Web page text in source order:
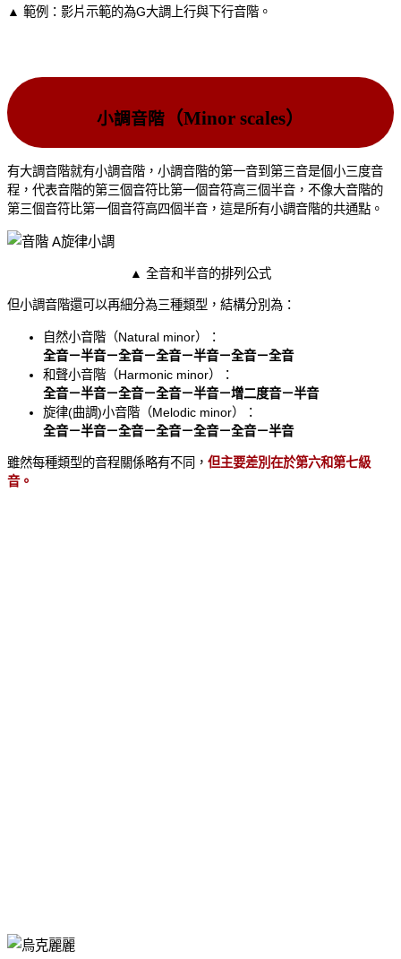
▲ 範例：影片示範的為G大調上行與下行音階。
小調音階 （Minor scales）
有大調音階就有小調音階，小調音階的第一音到第三音是個小三度音
程，代表音階的第三個音符比第一個音符高三個半音，不像大音階的
第三個音符比第一個音符高四個半音，這是所有小調音階的共通點。
▲ 全音和半音的排列公式
但小調音階還可以再細分為三種類型，結構分別為：
自然小音階（Natural minor）：
全音－半音－全音－全音－半音－全音－全音
和聲小音階（Harmonic minor）：
全音－半音－全音－全音－半音－增二度音－半音
旋律(曲調)小音階（Melodic minor）：
全音－半音－全音－全音－全音－全音－半音
雖然每種類型的音程關係略有不同， 但主要差別在於第六和第七級
音。